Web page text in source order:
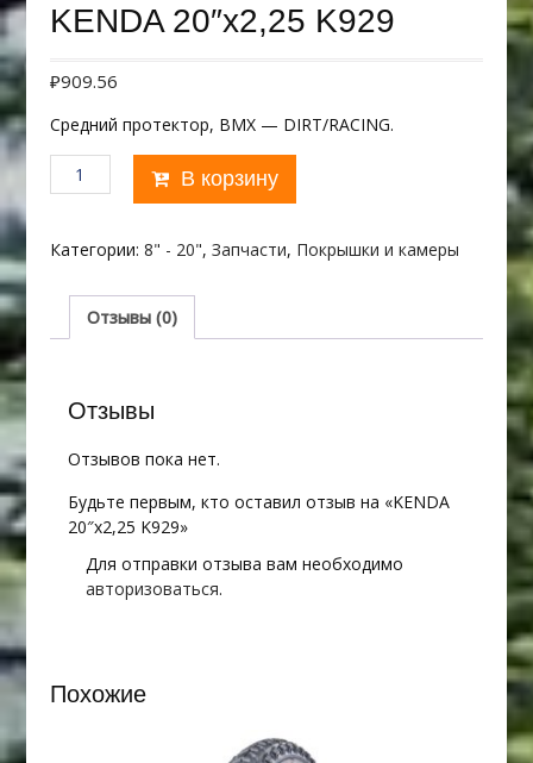
KENDA 20″х2,25 K929
₽909.56
Средний протектор, ВМХ — DIRT/RACING.
Количество
товара
20"х2,25
В корзину
Категории: 8" - 20", Запчасти, Покрышки и камеры
Отзывы (0)
Отзывы
Отзывов пока нет.
Будьте первым, кто оставил отзыв на «KENDA
20″х2,25 K929»
Для отправки отзыва вам необходимо
авторизоваться.
Похожие